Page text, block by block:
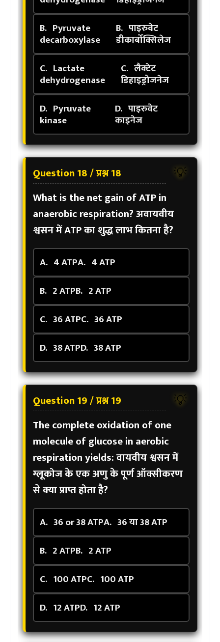
B. Pyruvate
decarboxylase
B.पाइरुवेट
डीकार्बोक्सिलेज
C. Lactate
dehydrogenase
C. लैक्टेट
डिहाइड्रोजनेज
D. Pyruvate
kinase
D. पाइरुवेट
काइनेज
💡
Question 18 / प्रश्न 18
What is the net gain of ATP in
anaerobic respiration?अवायवीय
श्वसन में ATP का शुद्ध लाभ कितना है?
A. 4 ATPA. 4 ATP
B. 2 ATPB. 2 ATP
C. 36 ATPC. 36 ATP
D. 38 ATPD. 38 ATP
💡
Question 19 / प्रश्न 19
The complete oxidation of one
molecule of glucose in aerobic
respiration yields:वायवीय श्वसन में
ग्लूकोज के एक अणु के पूर्ण ऑक्सीकरण
से क्या प्राप्त होता है?
A. 36 or 38 ATPA. 36 या 38 ATP
B. 2 ATPB. 2 ATP
C. 100 ATPC. 100 ATP
D. 12 ATPD. 12 ATP